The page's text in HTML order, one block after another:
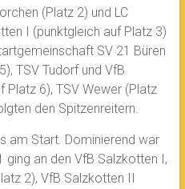
(Platz 2) und LC
I (punktgleich auf Platz 3)
SV 21 Büren
TSV Tudorf und VfB
Platz 6), TSV Wewer (Platz
den Spitzenreitern.
am Start. Dominierend war
ging an den VfB Salzkotten I,
2), VfB Salzkotten II